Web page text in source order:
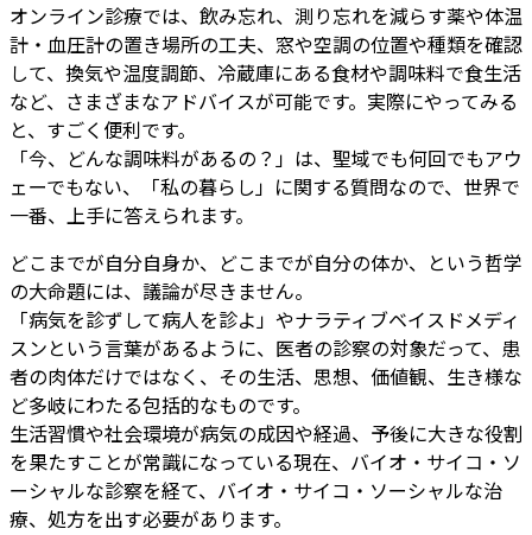
オンライン診療では、飲み忘れ、測り忘れを減らす薬や体温
計・血圧計の置き場所の工夫、窓や空調の位置や種類を確認
して、換気や温度調節、冷蔵庫にある食材や調味料で食生活
など、さまざまなアドバイスが可能です。実際にやってみる
と、すごく便利です。
「今、どんな調味料があるの？」は、聖域でも何回でもアウ
ェーでもない、「私の暮らし」に関する質問なので、世界で
一番、上手に答えられます。
どこまでが自分自身か、どこまでが自分の体か、という哲学
の大命題には、議論が尽きません。
「病気を診ずして病人を診よ」やナラティブベイスドメディ
スンという言葉があるように、医者の診察の対象だって、患
者の肉体だけではなく、その生活、思想、価値観、生き様な
ど多岐にわたる包括的なものです。
生活習慣や社会環境が病気の成因や経過、予後に大きな役割
を果たすことが常識になっている現在、バイオ・サイコ・ソ
ーシャルな診察を経て、バイオ・サイコ・ソーシャルな治
療、処方を出す必要があります。